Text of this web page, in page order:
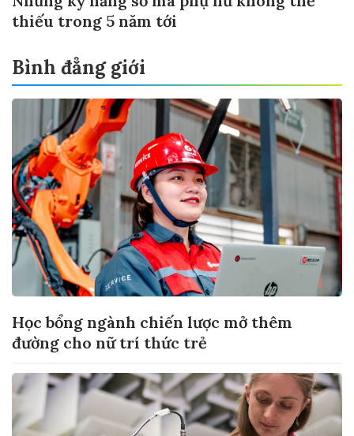
thiếu trong 5 năm tới
Bình đẳng giới
Học bổng ngành chiến lược mở thêm
đường cho nữ trí thức trẻ